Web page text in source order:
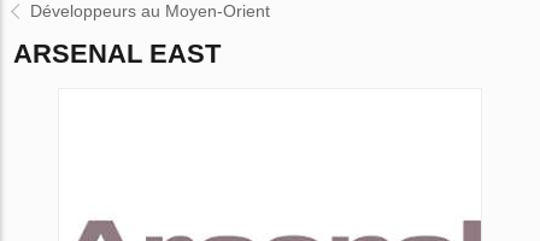
Développeurs au Moyen-Orient
ARSENAL EAST